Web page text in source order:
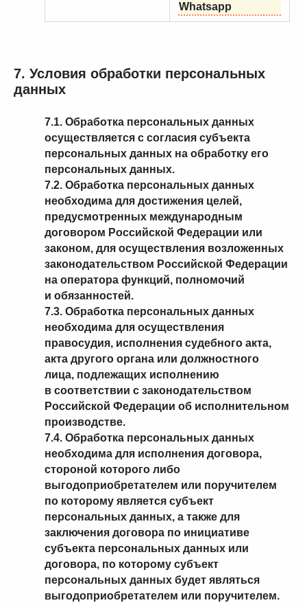
Whatsapp
7. Условия обработки персональных
данных
7.1. Обработка персональных данных
осуществляется с согласия субъекта
персональных данных на обработку его
персональных данных.
7.2. Обработка персональных данных
необходима для достижения целей,
предусмотренных международным
договором Российской Федерации или
законом, для осуществления возложенных
законодательством Российской Федерации
на оператора функций, полномочий
и обязанностей.
7.3. Обработка персональных данных
необходима для осуществления
правосудия, исполнения судебного акта,
акта другого органа или должностного
лица, подлежащих исполнению
в соответствии с законодательством
Российской Федерации об исполнительном
производстве.
7.4. Обработка персональных данных
необходима для исполнения договора,
стороной которого либо
выгодоприобретателем или поручителем
по которому является субъект
персональных данных, а также для
заключения договора по инициативе
субъекта персональных данных или
договора, по которому субъект
персональных данных будет являться
выгодоприобретателем или поручителем.